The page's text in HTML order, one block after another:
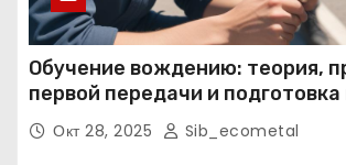
Обучение вождению: теория,
первой передачи и подготовка
экзаменам
Окт 28, 2025 Sib_ecometal